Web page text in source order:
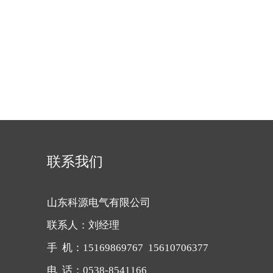
联系我们
山东科源电气有限公司
联系人：刘经理
手 机：15169869767 15610706377
电 话：0538-8541166